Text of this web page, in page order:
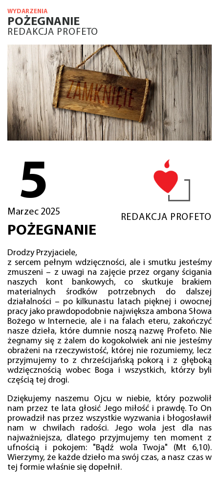
WYDARZENIA
POŻEGNANIE
REDAKCJA PROFETO
5
Marzec 2025
REDAKCJA PROFETO
POŻEGNANIE
Drodzy Przyjaciele,
z sercem pełnym wdzięczności, ale i smutku jesteśmy
zmuszeni – z uwagi na zajęcie przez organy ścigania
naszych kont bankowych, co skutkuje brakiem
materialnych środków potrzebnych do dalszej
działalności – po kilkunastu latach pięknej i owocnej
pracy jako prawdopodobnie największa ambona Słowa
Bożego w Internecie, ale i na falach eteru, zakończyć
nasze dzieła, które dumnie noszą nazwę Profeto. Nie
żegnamy się z żalem do kogokolwiek ani nie jesteśmy
obrażeni na rzeczywistość, której nie rozumiemy, lecz
przyjmujemy to z chrześcijańską pokorą i z głęboką
wdzięcznością wobec Boga i wszystkich, którzy byli
częścią tej drogi.
Dziękujemy naszemu Ojcu w niebie, który pozwolił
nam przez te lata głosić Jego miłość i prawdę. To On
prowadził nas przez wszystkie wyzwania i błogosławił
nam w chwilach radości. Jego wola jest dla nas
najważniejsza, dlatego przyjmujemy ten moment z
ufnością i pokojem: "Bądź wola Twoja" (Mt 6,10).
Wierzymy, że każde dzieło ma swój czas, a nasz czas w
tej formie właśnie się dopełnił.